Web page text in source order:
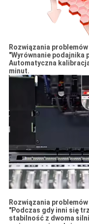
Rozwiązania
"Wyrównanie podajnika
Automatyczna
minut.
Rozwiązania
"Podczas gdy inni się
stabilność z dwoma